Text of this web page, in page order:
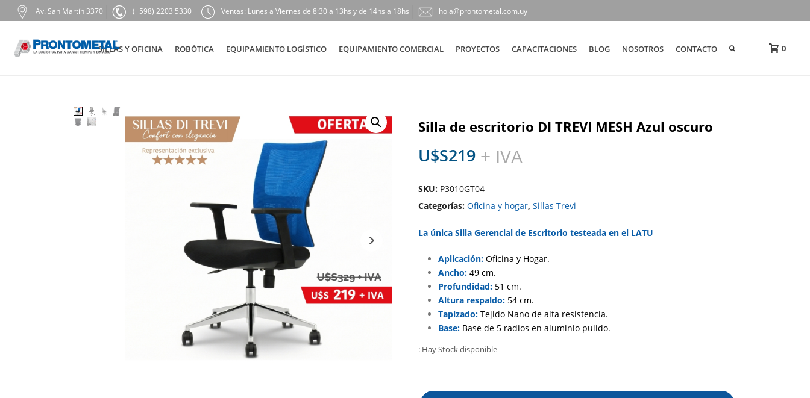
Av. San Martín 3370 (+598) 2203 5330 Ventas: Lunes a Viernes de 8:30 a 13hs y de 14hs a 18hs hola@prontometal.com.uy
SILLAS Y OFICINA ROBÓTICA EQUIPAMIENTO LOGÍSTICO EQUIPAMIENTO COMERCIAL PROYECTOS CAPACITACIONES BLOG NOSOTROS CONTACTO 0
Silla de escritorio DI TREVI MESH Azul oscuro
U$S219 + IVA
SKU: P3010GT04
Categorías: Oficina y hogar, Sillas Trevi
La única Silla Gerencial de Escritorio testeada en el LATU
Aplicación:Oficina y Hogar.
Ancho:49 cm.
Profundidad:51 cm.
Altura respaldo:54 cm.
Tapizado:Tejido Nano de alta resistencia.
Base: Base de 5 radios en aluminio pulido.
: Hay Stock disponible